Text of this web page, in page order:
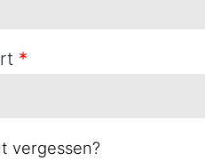
*
vergessen?